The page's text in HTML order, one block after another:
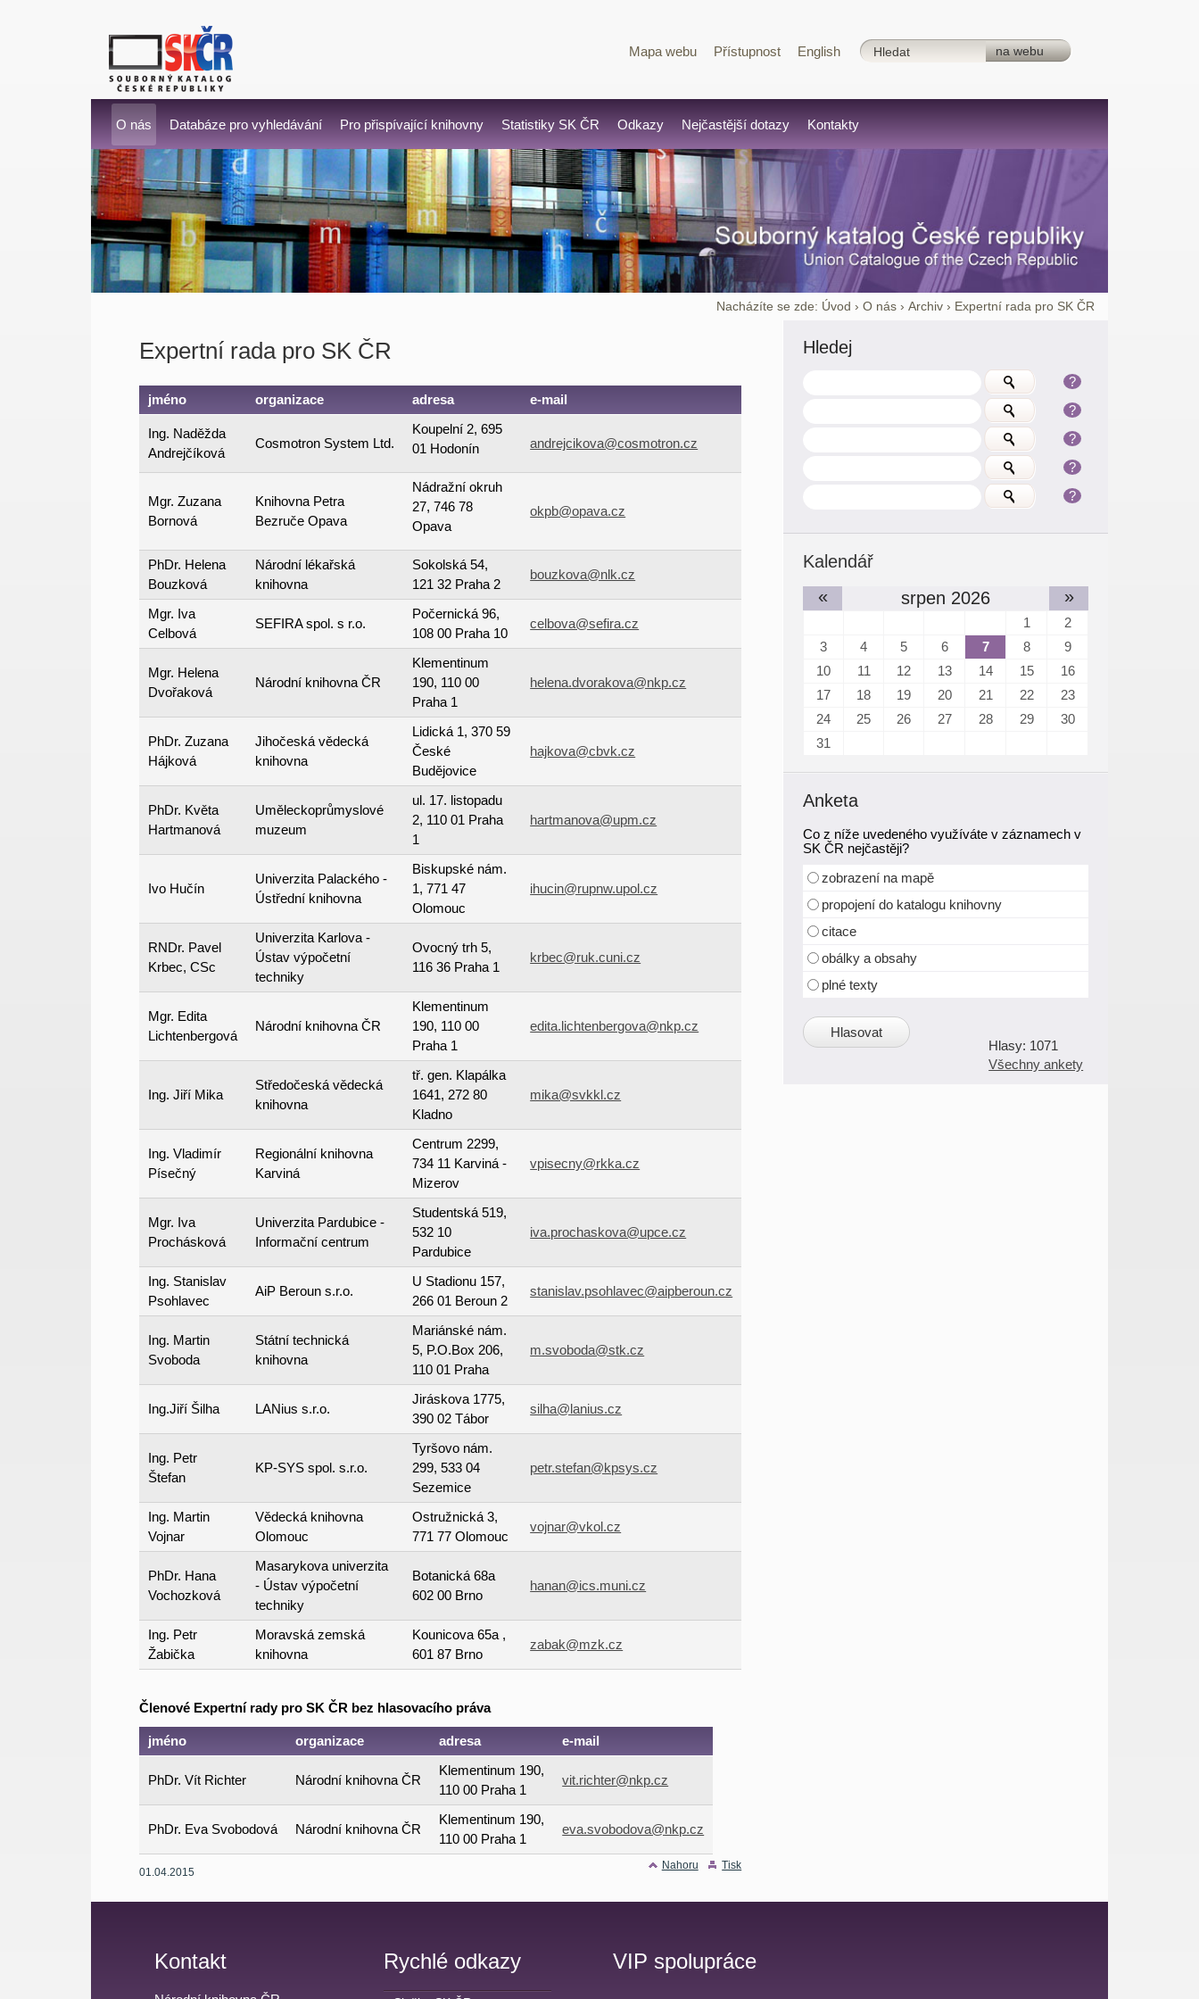
Mapa webu Přístupnost English
O nás Databáze pro vyhledávání Pro přispívající knihovny Statistiky SK ČR Odkazy Nejčastější dotazy Kontakty
Nacházíte se zde: Úvod ›O nás ›Archiv › Expertní rada pro SK ČR
Expertní rada pro SK ČR
jméno organizace adresa e-mail
Ing. Naděžda
Andrejčíková
Cosmotron System Ltd.
Koupelní 2, 695
01 Hodonín
andrejcikova@cosmotron.cz
Mgr. Zuzana
Bornová
Knihovna Petra
Bezruče Opava
Nádražní okruh
27, 746 78
Opava
okpb@opava.cz
PhDr. Helena
Bouzková
Národní lékařská
knihovna
Sokolská 54,
121 32 Praha 2
bouzkova@nlk.cz
Mgr. Iva
Celbová
SEFIRA spol. s r.o.
Počernická 96,
108 00 Praha 10
celbova@sefira.cz
Mgr. Helena
Dvořaková
Národní knihovna ČR
Klementinum
190, 110 00
Praha 1
helena.dvorakova@nkp.cz
PhDr. Zuzana
Hájková
Jihočeská vědecká
knihovna
Lidická 1, 370 59
České
Budějovice
hajkova@cbvk.cz
PhDr. Květa
Hartmanová
Uměleckoprůmyslové
muzeum
ul. 17. listopadu
2, 110 01 Praha
1
hartmanova@upm.cz
Ivo Hučín
Univerzita Palackého -
Ústřední knihovna
Biskupské nám.
1, 771 47
Olomouc
ihucin@rupnw.upol.cz
RNDr. Pavel
Krbec, CSc
Univerzita Karlova -
Ústav výpočetní
techniky
Ovocný trh 5,
116 36 Praha 1
krbec@ruk.cuni.cz
Mgr. Edita
Lichtenbergová
Národní knihovna ČR
Klementinum
190, 110 00
Praha 1
edita.lichtenbergova@nkp.cz
Ing. Jiří Mika
Středočeská vědecká
knihovna
tř. gen. Klapálka
1641, 272 80
Kladno
mika@svkkl.cz
Ing. Vladimír
Písečný
Regionální knihovna
Karviná
Centrum 2299,
734 11 Karviná -
Mizerov
vpisecny@rkka.cz
Mgr. Iva
Prochásková
Univerzita Pardubice -
Informační centrum
Studentská 519,
532 10
Pardubice
iva.prochaskova@upce.cz
Ing. Stanislav
Psohlavec
AiP Beroun s.r.o.
U Stadionu 157,
266 01 Beroun 2
stanislav.psohlavec@aipberoun.cz
Ing. Martin
Svoboda
Státní technická
knihovna
Mariánské nám.
5, P.O.Box 206,
110 01 Praha
m.svoboda@stk.cz
Ing.Jiří Šilha LANius s.r.o.
Jiráskova 1775,
390 02 Tábor
silha@lanius.cz
Ing. Petr
Štefan
KP-SYS spol. s.r.o.
Tyršovo nám.
299, 533 04
Sezemice
petr.stefan@kpsys.cz
Ing. Martin
Vojnar
Vědecká knihovna
Olomouc
Ostružnická 3,
771 77 Olomouc
vojnar@vkol.cz
PhDr. Hana
Vochozková
Masarykova univerzita
- Ústav výpočetní
techniky
Botanická 68a
602 00 Brno
hanan@ics.muni.cz
Ing. Petr
Žabička
Moravská zemská
knihovna
Kounicova 65a ,
601 87 Brno
zabak@mzk.cz
Členové Expertní rady pro SK ČR bez hlasovacího práva
jméno organizace adresa e-mail
PhDr. Vít Richter Národní knihovna ČR
Klementinum 190,
110 00 Praha 1
vit.richter@nkp.cz
PhDr. Eva Svobodová Národní knihovna ČR
Klementinum 190,
110 00 Praha 1
eva.svobodova@nkp.cz
Nahoru Tisk
01.04.2015
Hledej
?
?
?
?
?
Kalendář
«
srpen 2026 »
1
2
3
4 5 6 7 8
9
10
11 12 13 14 15
16
17
18 19 20 21 22
23
24
25 26 27 28 29
30
31
Anketa
Co z níže uvedeného využíváte v záznamech v
SK ČR nejčastěji?
zobrazení na mapě
propojení do katalogu knihovny
citace
obálky a obsahy
plné texty
1071
Všechny ankety
Kontakt Rychlé odkazy VIP spolupráce